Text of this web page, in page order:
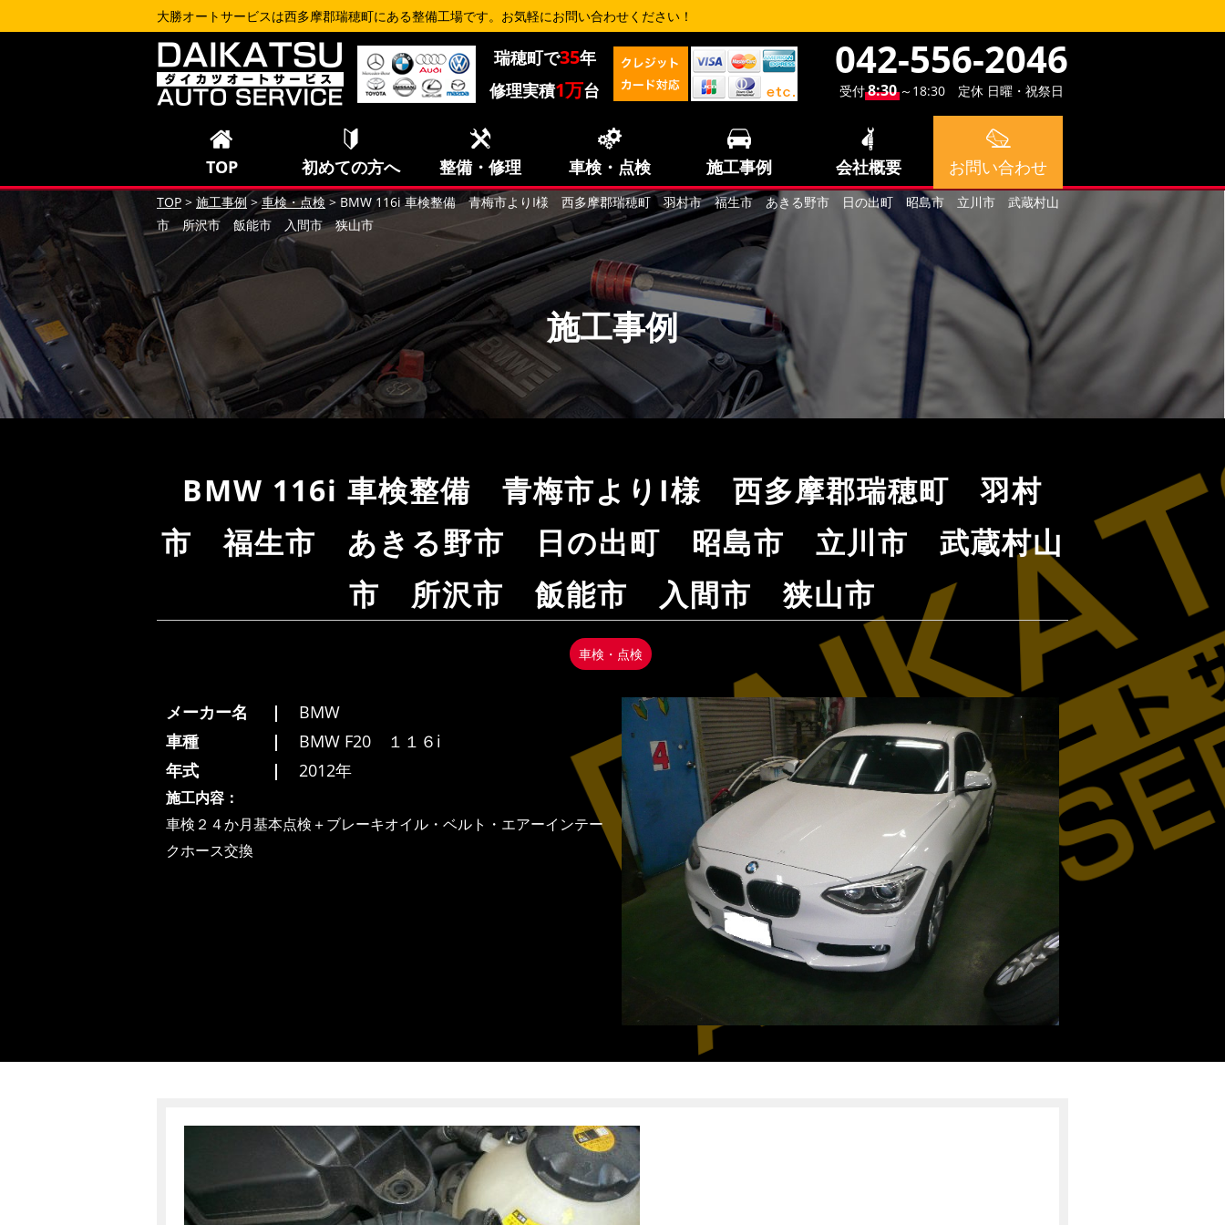
大勝オートサービスは西多摩郡瑞穂町にある整備工場です。お気軽にお問い合わせください！
瑞穂町で35年
修理実積1万台
042-556-2046
受付8:30 ～18:30 定休 日曜・祝祭日
TOP 初めての方へ 整備・修理 車検・点検 施工事例 会社概要 お問い合わせ
TOP > 施工事例>車検・点検 > BMW 116i 車検整備 青梅市よりI様 西多摩郡瑞穂町 羽村市 福生市 あきる野市 日の出町 昭島市 立川市 武蔵村山
市 所沢市 飯能市 入間市 狭山市
施工事例
BMW 116i 車検整備 青梅市よりI様 西多摩郡瑞穂町 羽村
市 福生市 あきる野市 日の出町 昭島市 立川市 武蔵村山
市 所沢市 飯能市 入間市 狭山市
車検・点検
メーカー名
BMW
車種
BMW F20 １１６i
年式
2012年
施工内容：
車検２４か月基本点検＋ブレーキオイル・ベルト・エアーインテー
クホース交換